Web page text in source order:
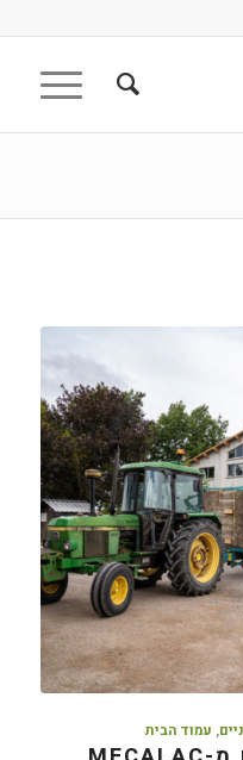
, עמוד הבית